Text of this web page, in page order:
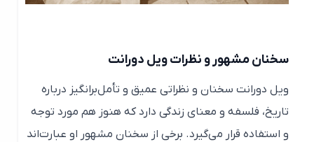
سخنان مشهور و نظرات ویل دورانت
ویل دورانت سخنان و نظراتی عمیق و تأمل‌برانگیز درباره
تاریخ، فلسفه و معنای زندگی دارد که هنوز هم مورد توجه
و استفاده قرار می‌گیرد. برخی از سخنان مشهور او عبارت‌اند